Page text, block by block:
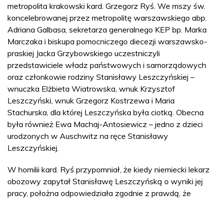
metropolita krakowski kard. Grzegorz Ryś. We mszy św.
koncelebrowanej przez metropolitę warszawskiego abp.
Adriana Galbasa, sekretarza generalnego KEP bp. Marka
Marczaka i biskupa pomocniczego diecezji warszawsko-
praskiej Jacka Grzybowskiego uczestniczyli
przedstawiciele władz państwowych i samorządowych
oraz członkowie rodziny Stanisławy Leszczyńskiej –
wnuczka Elżbieta Wiatrowska, wnuk Krzysztof
Leszczyński, wnuk Grzegorz Kostrzewa i Maria
Stachurska, dla której Leszczyńska była ciotką. Obecna
była również Ewa Machaj-Antosiewicz – jedno z dzieci
urodzonych w Auschwitz na ręce Stanisławy
Leszczyńskiej.
W homilii kard. Ryś przypomniał, że kiedy niemiecki lekarz
obozowy zapytał Stanisławę Leszczyńską o wyniki jej
pracy, położna odpowiedziała zgodnie z prawdą, że